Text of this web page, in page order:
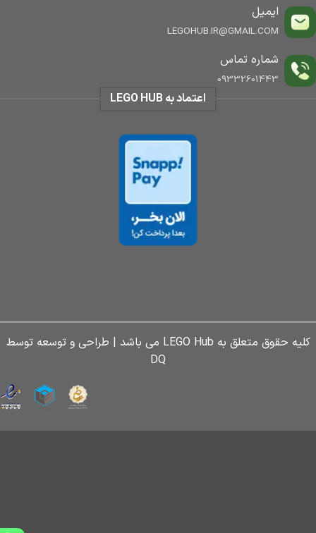
ایمیل
LEGOHUB.IR@GMAIL.COM
شماره تماس
09332601443
اعتماد به LEGO HUB
کلیه حقوق متعلق به LEGO Hub می باشد | طراحی و توسعه توسط
DQ